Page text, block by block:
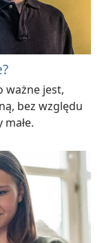
ważne jest,
bez względu